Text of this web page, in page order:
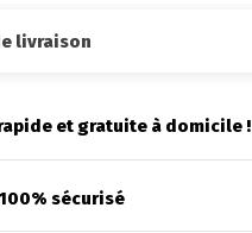
livraison
et gratuite à domicile !
sécurisé